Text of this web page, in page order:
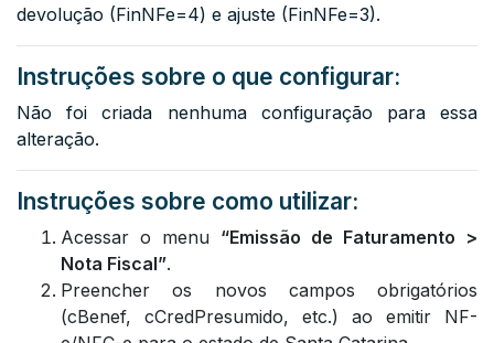
devolução (FinNFe=4) e ajuste (FinNFe=3).
Instruções sobre o que configurar:
Não foi criada nenhuma configuração para essa
alteração.
Instruções sobre como utilizar:
Acessar o menu “Emissão de Faturamento >
Nota Fiscal”.
Preencher os novos campos obrigatórios
(cBenef, cCredPresumido, etc.) ao emitir NF-